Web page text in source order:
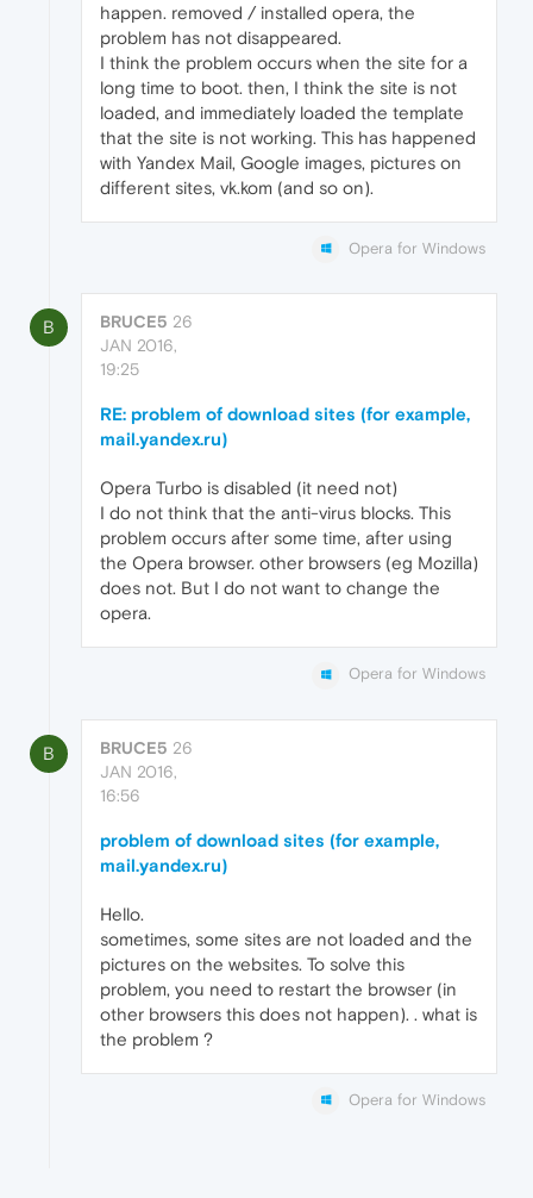
happen. removed / installed opera, the
problem has not disappeared.
I think the problem occurs when the site for a
long time to boot. then, I think the site is not
loaded, and immediately loaded the template
that the site is not working. This has happened
with Yandex Mail, Google images, pictures on
different sites, vk.kom (and so on).
Opera for Windows
B BRUCE5 26
JAN 2016,
19:25
RE: problem of download sites (for example,
mail.yandex.ru)
Opera Turbo is disabled (it need not)
I do not think that the anti-virus blocks. This
problem occurs after some time, after using
the Opera browser. other browsers (eg Mozilla)
does not. But I do not want to change the
opera.
Opera for Windows
B BRUCE5 26
JAN 2016,
16:56
problem of download sites (for example,
mail.yandex.ru)
Hello.
sometimes, some sites are not loaded and the
pictures on the websites. To solve this
problem, you need to restart the browser (in
other browsers this does not happen). . what is
the problem ?
Opera for Windows